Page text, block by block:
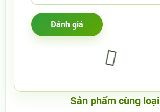
Sản phẩm cùng loại